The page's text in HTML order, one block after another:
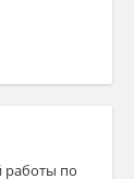
работы по